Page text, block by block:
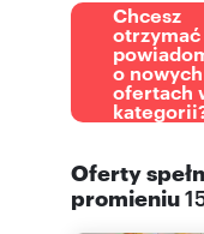
Chcesz
otrzymać
o nowych
ofertach
Oferty
promieniu